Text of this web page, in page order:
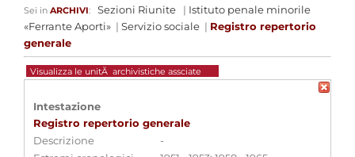
Sei in ARCHIVI: Sezioni Riunite | Istituto penale minorile
«Ferrante Aporti» | Servizio sociale | Registro repertorio
generale
Visualizza le unitÃ archivistiche assciate
Intestazione
Registro repertorio generale
Descrizione
-